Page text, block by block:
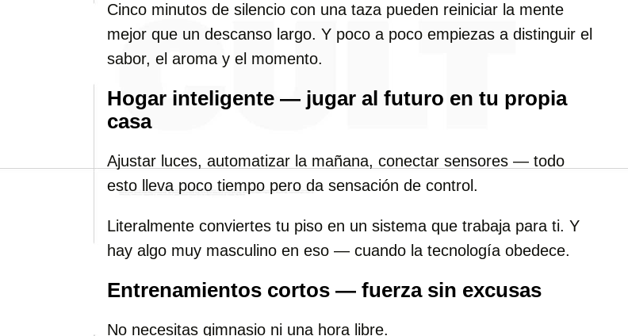
Cinco minutos de silencio con una taza pueden reiniciar la mente
mejor que un descanso largo. Y poco a poco empiezas a distinguir el
sabor, el aroma y el momento.
Hogar inteligente — jugar al futuro en tu propia
casa
Ajustar luces, automatizar la mañana, conectar sensores — todo
esto lleva poco tiempo pero da sensación de control.
Literalmente conviertes tu piso en un sistema que trabaja para ti. Y
hay algo muy masculino en eso — cuando la tecnología obedece.
Entrenamientos cortos — fuerza sin excusas
No necesitas gimnasio ni una hora libre.